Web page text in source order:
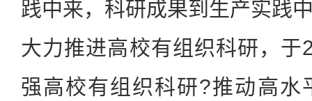
践中来，科研成果到生产实践
大力推进高校有组织科研，于
强高校有组织科研?推动高水